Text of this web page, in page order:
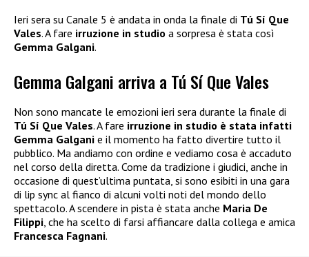
Ieri sera su Canale 5 è andata in onda la finale di Tú Sí Que
Vales. A fare irruzione in studio a sorpresa è stata così
Gemma Galgani.
Gemma Galgani arriva a Tú Sí Que Vales
Non sono mancate le emozioni ieri sera durante la finale di
Tú Sí Que Vales. A fare irruzione in studio è stata infatti
Gemma Galgani e il momento ha fatto divertire tutto il
pubblico. Ma andiamo con ordine e vediamo cosa è accaduto
nel corso della diretta. Come da tradizione i giudici, anche in
occasione di quest’ultima puntata, si sono esibiti in una gara
di lip sync al fianco di alcuni volti noti del mondo dello
spettacolo. A scendere in pista è stata anche Maria De
Filippi, che ha scelto di farsi affiancare dalla collega e amica
Francesca Fagnani.